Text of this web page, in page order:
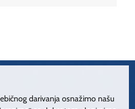
darivanja osnažimo našu